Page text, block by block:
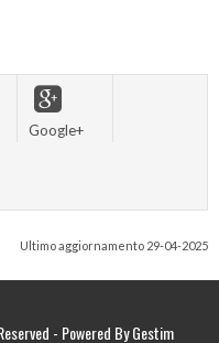
Google+
Ultimo aggiornamento 29-04-2025
- Powered By Gestim